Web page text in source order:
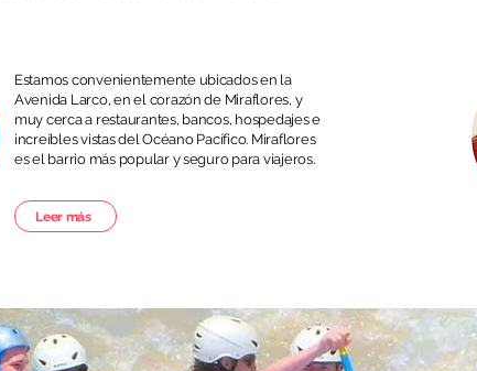
Estamos convenientemente ubicados en la
Avenida Larco, en el corazón de Miraflores, y
muy cerca a restaurantes, bancos, hospedajes e
increíbles vistas del Océano Pacífico. Miraflores
es el barrio más popular y seguro para viajeros.
Leer más